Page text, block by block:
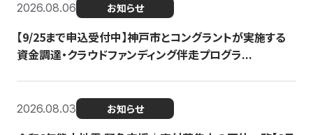
2026.08.06 お知らせ
【9/25まで申込受付中】神戸市とコングラントが実施する
資金調達・クラウドファンディング伴走プログラ...
2026.08.03 お知らせ